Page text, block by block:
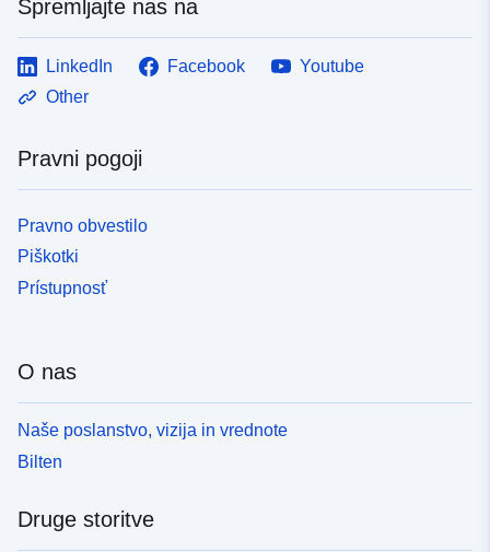
Spremljajte nas na
LinkedIn Facebook
Youtube
Other
Pravni pogoji
Pravno obvestilo
Piškotki
Prístupnosť
O nas
Naše poslanstvo, vizija in vrednote
Bilten
Druge storitve